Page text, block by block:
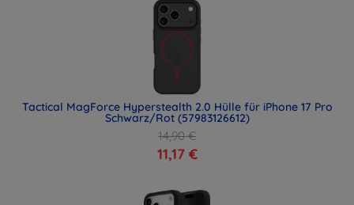
Tactical MagForce Hyperstealth 2.0 Hülle für iPhone 17 Pro
Schwarz/Rot (57983126612)
14,90 €
11,17 €